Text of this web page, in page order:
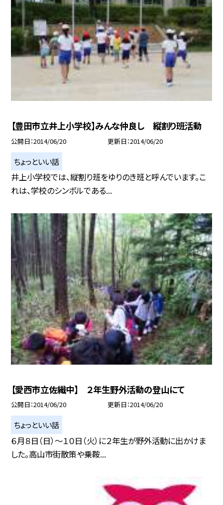
【豊田市立井上小学校】みんな仲良し 縦割り班活動
公開日 2014/06/20 更新日 2014/06/20
ちょっといい話
井上小学校では、縦割り班をゆりのき班と呼んでいます。こ
れは、学校のシンボルである...
【愛西市立佐織中】 ２年生野外活動の登山にて
公開日 2014/06/20 更新日 2014/06/20
ちょっといい話
６月８日（日）〜１０日（火）に２年生が野外活動に出かけま
した。高山市街散策や乗鞍...